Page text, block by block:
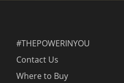
#THEPOWERINYOU
Contact Us
Where to Buy